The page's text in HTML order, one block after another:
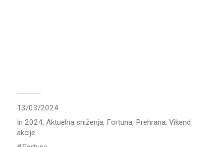
13/03/2024
In 2024, Aktuelna sniženja, Fortuna, Prehrana, Vikend
akcije